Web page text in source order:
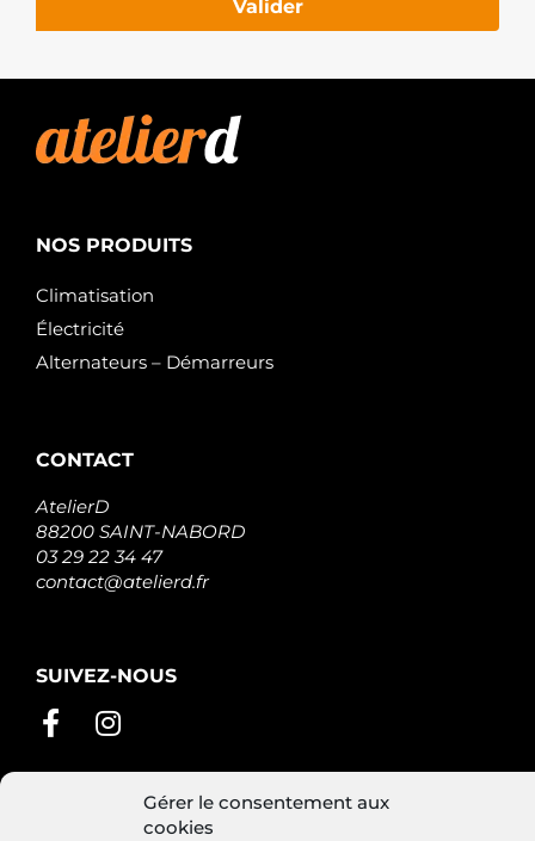
Gérer le consentement aux
cookies
Valider
NOS PRODUITS
Climatisation
Électricité
Alternateurs – Démarreurs
CONTACT
AtelierD
88200 SAINT-NABORD
03 29 22 34 47
contact@atelierd.fr
SUIVEZ-NOUS